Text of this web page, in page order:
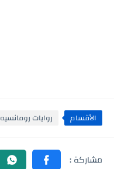
الأقسام روايات رومانسيه